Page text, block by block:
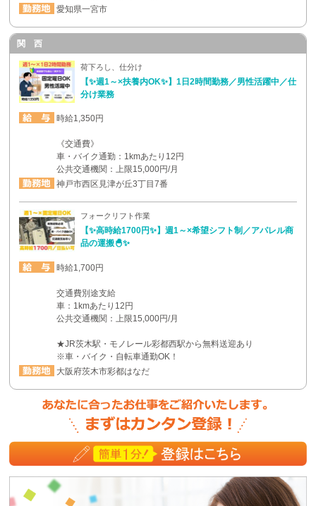
愛知県一宮市
関 西
荷下ろし、仕分け
【✨週1～×扶養内OK✨】1日2時間勤務／男性活躍中／仕
分け業務
時給1,350円
《交通費》
車・バイク通勤：1kmあたり12円
公共交通機関：上限15,000円/月
神戸市西区見津が丘3丁目7番
フォークリフト作業
【✨高時給1700円✨】週1～×希望シフト制／アパレル商
品の運搬🐣✨
時給1,700円
交通費別途支給
車：1kmあたり12円
公共交通機関：上限15,000円/月
★JR茨木駅・モノレール彩都西駅から無料送迎あり
※車・バイク・自転車通勤OK！
大阪府茨木市彩都はなだ